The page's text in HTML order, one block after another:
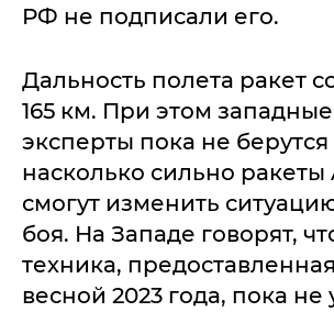
РФ не подписали его.
Дальность полета ракет
165 км. При этом
эксперты пока не берутся
насколько сильно ракеты
смогут изменить
боя. На Западе говорят,
техника,
весной 2023 года, пока не